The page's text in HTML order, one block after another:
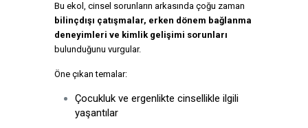
Bu ekol, cinsel sorunların arkasında çoğu zaman
bilinçdışı çatışmalar, erken dönem bağlanma
deneyimleri ve kimlik gelişimi sorunları
bulunduğunu vurgular.
Öne çıkan temalar:
Çocukluk ve ergenlikte cinsellikle ilgili
yaşantılar